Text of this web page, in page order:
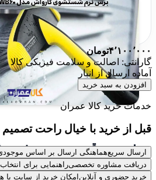
خرید و قیمت برس
کارواش مدل WB60 سری K کارچر
۴٬۱۰۰٬۰۰۰تومان
گارانتی: اصالت و سلامت فیزیکی کالا
آماده ارسال از انبار
افزودن به سبد خرید
خدمات خرید کالا عمران
قبل از خرید با خیال راحت تصمیم
ارسال سریعهماهنگی ارسال بر اساس
دریافت مشاوره تخصصیراهنمایی برای
خرید حضوری و آنلاین امکان خرید از سایت